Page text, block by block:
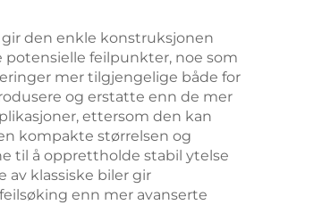
den enkle konstruksjonen
feilpunkter, noe som
mer tilgjengelige både for
og erstatte enn de mer
ettersom den kan
kompakte størrelsen og
til å opprettholde stabil ytelse
klassiske biler gir
enn mer avanserte